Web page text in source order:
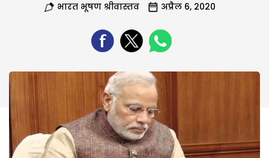
भारत भूषण श्रीवास्तव अप्रैल 6, 2020